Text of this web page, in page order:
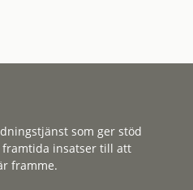
som ger stöd
framtida insatser till att
framme.